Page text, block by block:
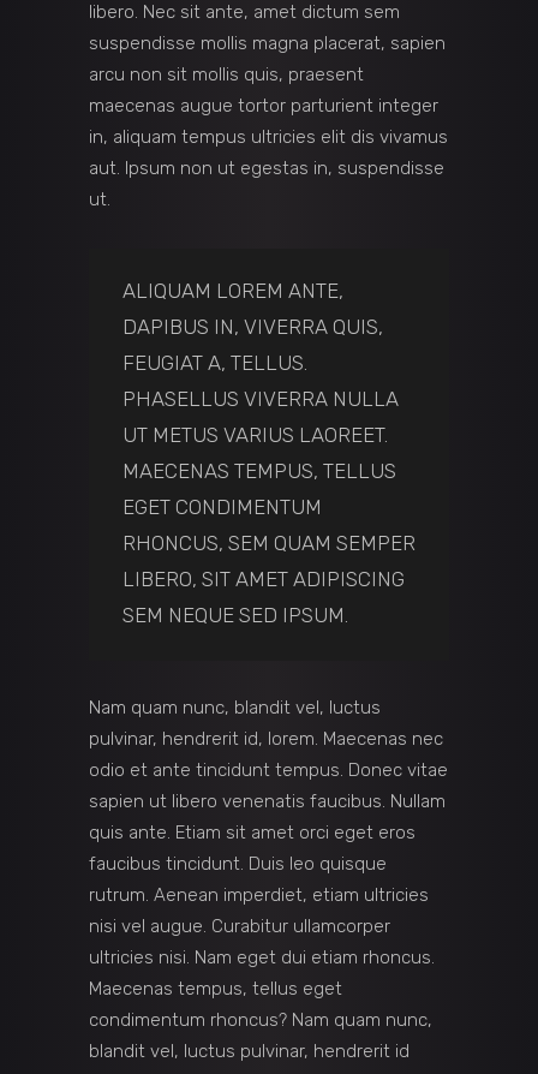
libero. Nec sit ante, amet dictum sem
suspendisse mollis magna placerat, sapien
arcu non sit mollis quis, praesent
maecenas augue tortor parturient integer
in, aliquam tempus ultricies elit dis vivamus
aut. Ipsum non ut egestas in, suspendisse
ut.
ALIQUAM LOREM ANTE,
DAPIBUS IN, VIVERRA QUIS,
FEUGIAT A, TELLUS.
PHASELLUS VIVERRA NULLA
UT METUS VARIUS LAOREET.
MAECENAS TEMPUS, TELLUS
EGET CONDIMENTUM
RHONCUS, SEM QUAM SEMPER
LIBERO, SIT AMET ADIPISCING
SEM NEQUE SED IPSUM.
Nam quam nunc, blandit vel, luctus
pulvinar, hendrerit id, lorem. Maecenas nec
odio et ante tincidunt tempus. Donec vitae
sapien ut libero venenatis faucibus. Nullam
quis ante. Etiam sit amet orci eget eros
faucibus tincidunt. Duis leo quisque
rutrum. Aenean imperdiet, etiam ultricies
nisi vel augue. Curabitur ullamcorper
ultricies nisi. Nam eget dui etiam rhoncus.
Maecenas tempus, tellus eget
condimentum rhoncus? Nam quam nunc,
blandit vel, luctus pulvinar, hendrerit id